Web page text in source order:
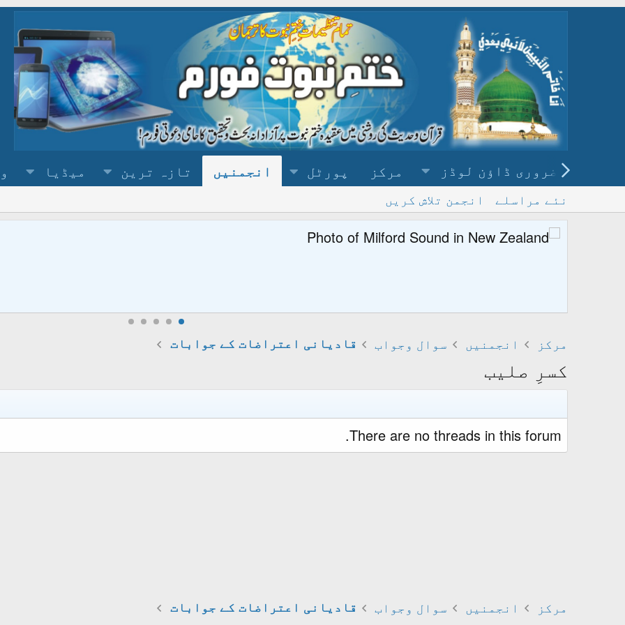
ضروری ڈاؤن لوڈز مرکز پورٹل انجمنیں تازہ ترین میڈیا
نئے مراسلے انجمن تلاش کریں
مرکز انجمنیں سوال وجواب قادیانی اعتراضات کے جوابات
کسرِ صلیب
There are no threads in this forum.
مرکز انجمنیں سوال وجواب قادیانی اعتراضات کے جوابات